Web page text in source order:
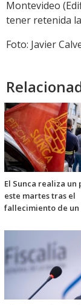
Montevideo
tener retenida
Foto: Javier
El Sunca realiza un
este martes tras el
fallecimiento de